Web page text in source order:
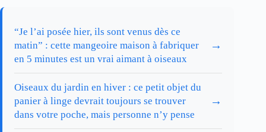
“Je l’ai posée hier, ils sont venus dès ce
matin” : cette mangeoire maison à fabriquer
en 5 minutes est un vrai aimant à oiseaux
→
Oiseaux du jardin en hiver : ce petit objet du
panier à linge devrait toujours se trouver
dans votre poche, mais personne n’y pense
→